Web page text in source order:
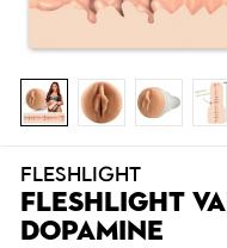
FLESHLIGHT
FLESHLIGHT
DOPAMINE